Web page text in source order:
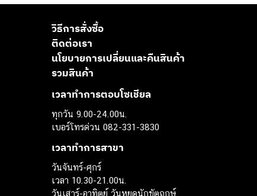
วิธีการสั่งซื้อ
ติดต่อเรา
นโยบายการเปลี่ยนและคืนสินค้า
รวมสินค้า
เวลาทำการตอบโซเชียล
ทุกวัน 9.00-24.00น.
เบอร์โทรด่วน 082-331-3830
เวลาทำการสาขา
วันจันทร์-ศุกร์
เวลา 10.30-21.00น.
วันเสาร์-อาทิตย์ วันหยุดนักขัตฤกษ์